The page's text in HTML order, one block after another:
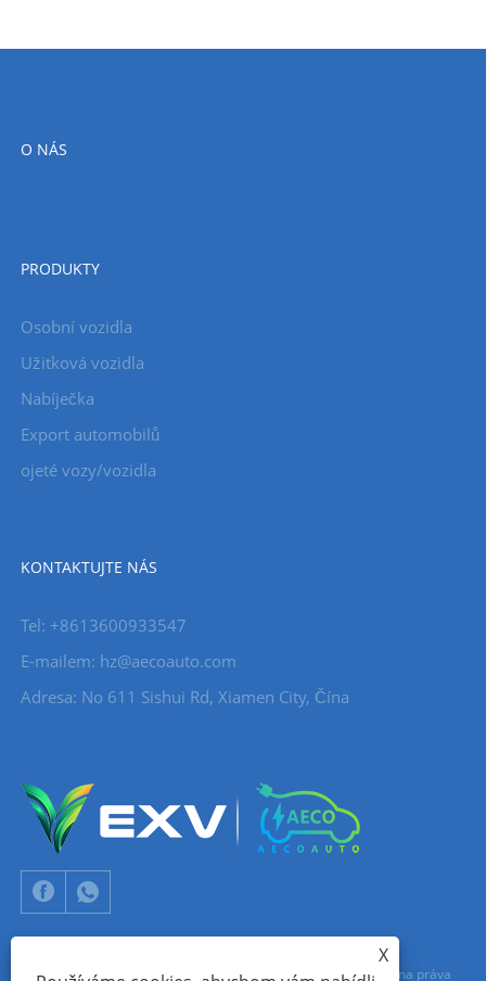
O NÁS
PRODUKTY
Osobní vozidla
Užitková vozidla
Nabíječka
Export automobilů
ojeté vozy/vozidla
KONTAKTUJTE NÁS
Tel: +8613600933547
E-mailem: hz@aecoauto.com
Adresa: No 611 Sishui Rd, Xiamen City, Čína
Copyright © 2024 Xiamen Aecoauto Technology Co., Ltd. Všechna práva
X